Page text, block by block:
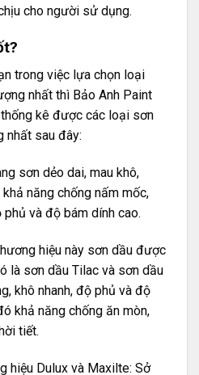
cho người sử dụng.
trong việc lựa chọn loại
nhất thì Bảo Anh Paint
kê được các loại sơn
nhất sau đây:
sơn dẻo dai, mau khô,
năng chống nấm mốc,
và độ bám dính cao.
hiệu này sơn dầu được
là sơn dầu Tilac và sơn dầu
khô nhanh, độ phủ và độ
khả năng chống ăn mòn,
tiết.
hiệu Dulux và Maxilte: Sở